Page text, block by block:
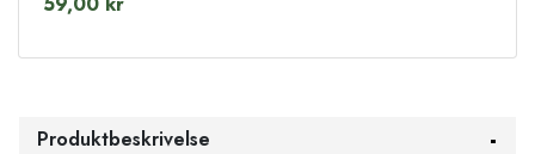
Produktbeskrivelse